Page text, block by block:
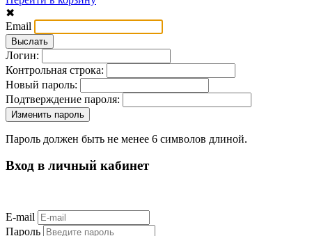
✖
Email
Логин:
Контрольная строка:
Новый пароль:
Подтверждение пароля:
Пароль должен быть не менее 6 символов длиной.
Вход в личный кабинет
E-mail
Пароль